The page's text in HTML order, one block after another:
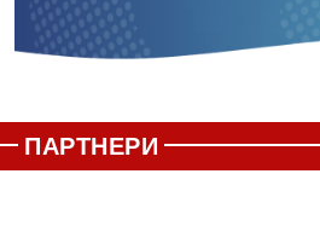
ПАРТНЕРИ